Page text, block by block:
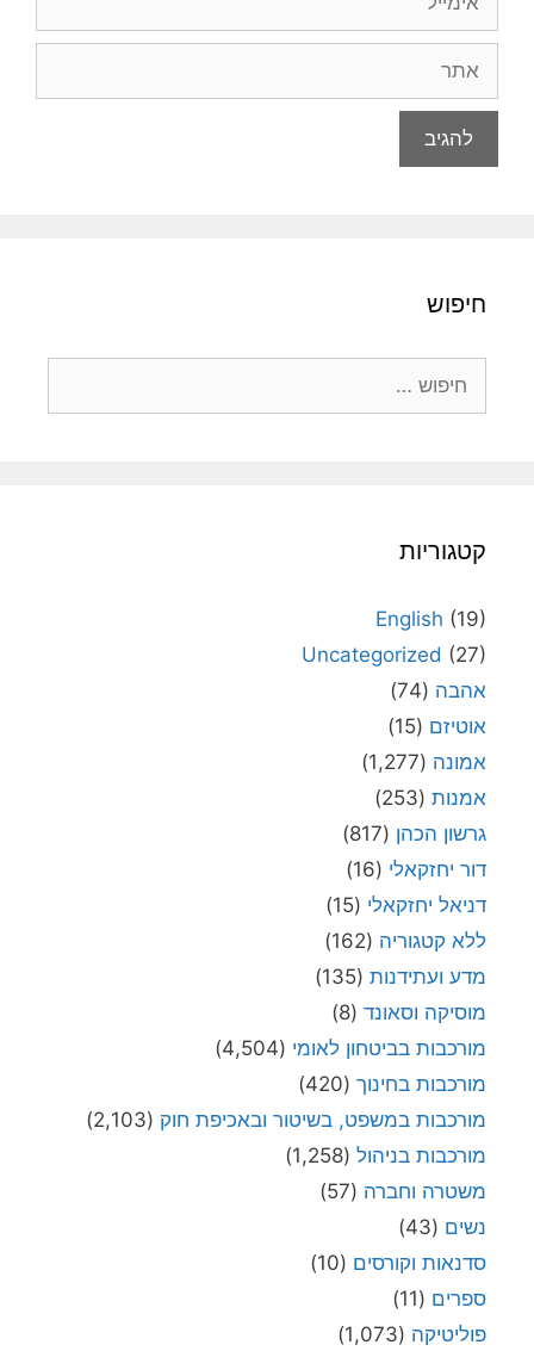
חיפוש
קטגוריות
English (19)
Uncategorized (27)
אהבה (74)
אוטיזם (15)
אמונה (1,277)
אמנות (253)
גרשון הכהן (817)
דור יחזקאלי (16)
דניאל יחזקאלי (15)
ללא קטגוריה (162)
מדע ועתידנות (135)
מוסיקה וסאונד (8)
מורכבות בביטחון לאומי (4,504)
מורכבות בחינוך (420)
מורכבות במשפט, בשיטור ובאכיפת חוק (2,103)
מורכבות בניהול (1,258)
משטרה וחברה (57)
נשים (43)
סדנאות וקורסים (10)
ספרים (11)
פוליטיקה (1,073)